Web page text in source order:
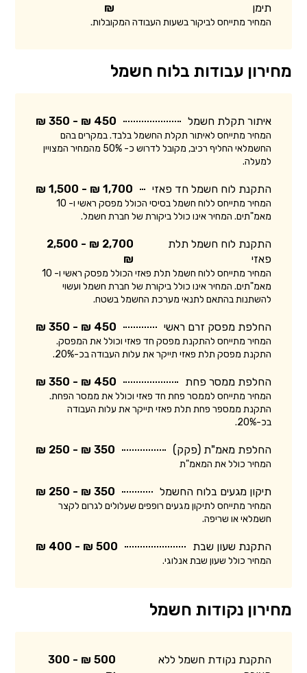
תימן
₪
המחיר מתייחס לביקור בשעות העבודה המקובלות.
מחירון עבודות בלוח חשמל
איתור תקלת חשמל 450 ₪ - 350 ₪
המחיר מתייחס לאיתור תקלת החשמל בלבד. במקרים בהם
החשמלאי החליף רכיב, מקובל לדרוש כ- 50% מהמחיר המצויין
למעלה.
התקנת לוח חשמל חד פאזי 1,700 ₪ - 1,500 ₪
המחיר מתייחס ללוח חשמל בסיסי הכולל מפסק ראשי ו- 10
מאמ"תים. המחיר אינו כולל ביקורת של חברת חשמל.
התקנת לוח חשמל תלת
פאזי
2,700 ₪ - 2,500
₪
המחיר מתייחס ללוח חשמל תלת פאזי הכולל מפסק ראשי ו- 10
מאמ"תים. המחיר אינו כולל ביקורת של חברת חשמל ועשוי
להשתנות בהתאם לתנאי מערכת החשמל בשטח.
החלפת מפסק זרם ראשי 450 ₪ - 350 ₪
המחיר מתייחס להתקנת מפסק חד פאזי וכולל את המפסק.
התקנת מפסק תלת פאזי תייקר את עלות העבודה בכ-20%.
החלפת ממסר פחת 450 ₪ - 350 ₪
המחיר מתייחס לממסר פחת חד פאזי וכולל את ממסר הפחת.
התקנת ממספר פחת תלת פאזי תייקר את עלות העבודה
בכ-20%.
החלפת מאמ"ת (פקק) 350 ₪ - 250 ₪
המחיר כולל את המאמ"ת
תיקון מגעים בלוח החשמל 350 ₪ - 250 ₪
המחיר מתייחס לתיקון מגעים רופפים שעלולים לגרום לקצר
חשמלאי או שריפה.
התקנת שעון שבת 500 ₪ - 400 ₪
המחיר כולל שעון שבת אנלוגי.
מחירון נקודות חשמל
התקנת נקודת חשמל ללא
500 ₪ - 300